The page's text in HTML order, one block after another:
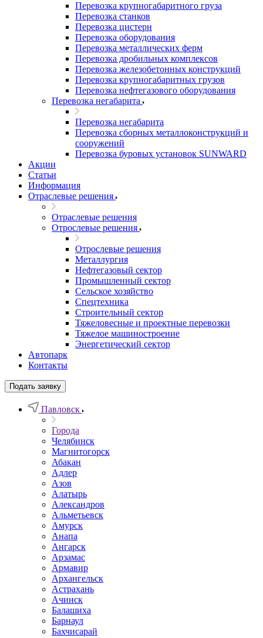
Перевозка крупногабаритного груза
Перевозка станков
Перевозка цистерн
Перевозка оборудования
Перевозка металлических ферм
Перевозка дробильных комплексов
Перевозка железобетонных конструкций
Перевозка крупногабаритных грузов
Перевозка нефтегазового оборудования
Перевозка негабарита
Перевозка негабарита
Перевозка сборных металлоконструкций и
сооружений
Перевозка буровых установок SUNWARD
Акции
Статьи
Информация
Отраслевые решения
Отраслевые решения
Отрослевые решения
Отрослевые решения
Металлургия
Нефтегазовый сектор
Промышленный сектор
Сельское хозяйство
Спецтехника
Строительный сектор
Тяжеловесные и проектные перевозки
Тяжелое машиностроение
Энергетический сектор
Автопарк
Контакты
Подать заявку
Павловск
Города
Челябинск
Магнитогорск
Абакан
Адлер
Азов
Алатырь
Александров
Альметьевск
Амурск
Анапа
Ангарск
Арзамас
Армавир
Архангельск
Астрахань
Ачинск
Балашиха
Барнаул
Бахчисарай